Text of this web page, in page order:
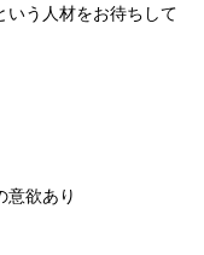
いう人材をお待ちして
意欲あり